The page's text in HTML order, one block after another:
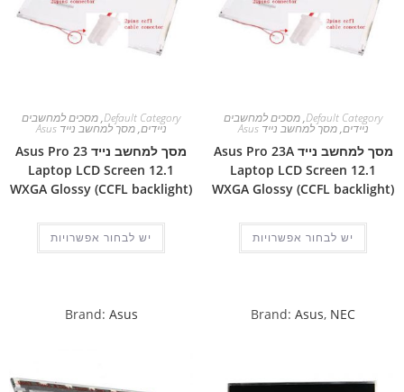
Default Category
,מסכים למחשבים
ניידים,מסך למחשב נייד Asus
מסך למחשב נייד Asus Pro 23A
Laptop LCD Screen 12.1
WXGA Glossy (CCFL backlight)
יש לבחור אפשרויות
Default Category
,מסכים למחשבים
ניידים,מסך למחשב נייד Asus
מסך למחשב נייד Asus Pro 23
Laptop LCD Screen 12.1
WXGA Glossy (CCFL backlight)
יש לבחור אפשרויות
Brand: Asus, NEC
Brand: Asus